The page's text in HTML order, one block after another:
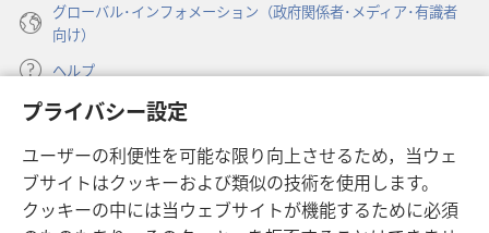
プライバシー設定
ユーザーの利便性を可能な限り向上させるため，当ウェ
ブサイトはクッキーおよび類似の技術を使用します。
クッキーの中には当ウェブサイトが機能するために必須
グローバル･インフォメーション（政府関係者･メディア･有識者
向け）
ヘルプ
寄付
し
い
タ
ブ
ものみの塔 オンライン・ライブラリー
（新
し
®